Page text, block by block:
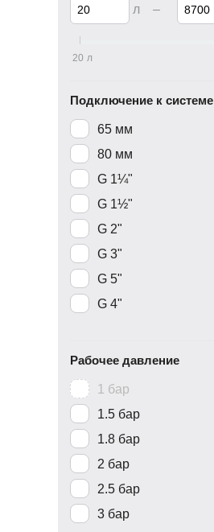
л –
20 л
Подключение к системе
65 мм
80 мм
G 1¼"
G 1½"
G 2"
G 3"
G 5"
G 4"
Рабочее давление
1 бар
1.5 бар
1.8 бар
2 бар
2.5 бар
3 бар